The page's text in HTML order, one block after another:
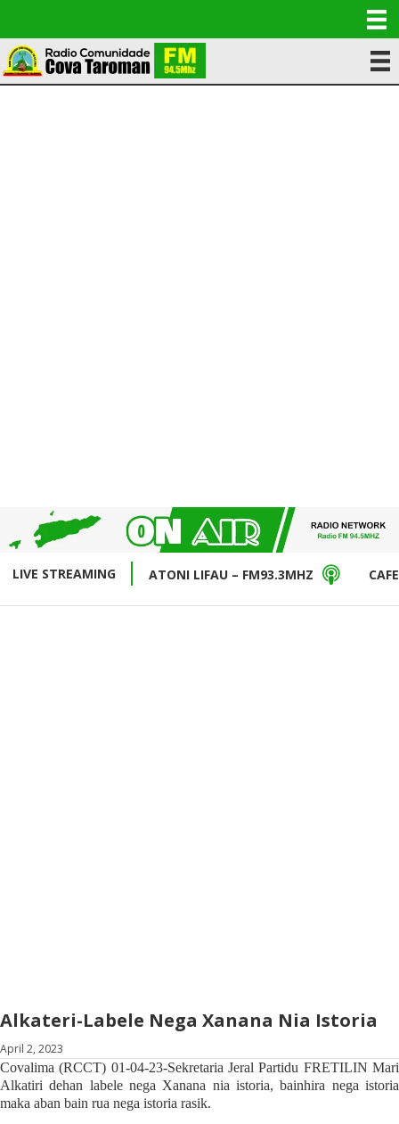
LIVE STREAMING ATONI LIFAU – FM93.3MHZ
Alkateri-Labele Nega Xanana Nia Istoria
April 2, 2023
Covalima (RCCT) 01-04-23-Sekretaria Jeral Partidu FRETILIN Mari
Alkatiri dehan labele nega Xanana nia istoria, bainhira nega istoria
maka aban bain rua nega istoria rasik.